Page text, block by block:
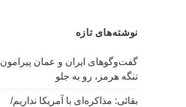
نوشته‌های تازه
گفت‌وگوهای ایران و عمان پیرامون
تنگه هرمز، رو به جلو
بقائی: مذاکره‌ای با آمریکا نداریم/